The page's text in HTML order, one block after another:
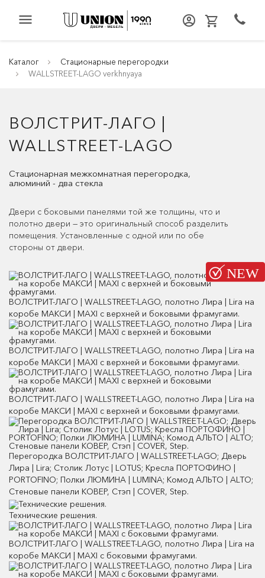
menu
Каталог
Стационарные перегородки
WALLSTREET-LAGO verkhnyaya
ВОЛСТРИТ-ЛАГО |
WALLSTREET-LAGO
Стационарная межкомнатная перегородка,
алюминий - два стекла
Двери с боковыми панелями той же толщины, что и
полотно двери — это оригинальный способ разделить
помещения. Установленные с одной или по обе
стороны от двери.
ВОЛСТРИТ-ЛАГО | WALLSTREET-LAGO, полотно Лира | Lira на
коробе МАКСИ | MAXI с верхней и боковыми фрамугами.
ВОЛСТРИТ-ЛАГО | WALLSTREET-LAGO, полотно Лира | Lira на
коробе МАКСИ | MAXI с верхней и боковыми фрамугами.
ВОЛСТРИТ-ЛАГО | WALLSTREET-LAGO, полотно Лира | Lira на
коробе МАКСИ | MAXI с верхней и боковыми фрамугами.
Перегородка ВОЛСТРИТ-ЛАГО | WALLSTREET-LAGO; Дверь
Лира | Lira; Столик Лотус | LOTUS; Кресла ПОРТОФИНО |
PORTOFINO; Полки ЛЮМИНА | LUMINA; Комод АЛЬТО | ALTO;
Стеновые панели КОВЕР, Стэп | COVER, Step.
Технические решения.
ВОЛСТРИТ-ЛАГО | WALLSTREET-LAGO, полотно Лира | Lira на
коробе МАКСИ | MAXI с боковыми фрамугами.